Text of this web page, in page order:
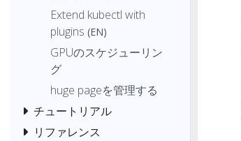
Extend kubectl with
plugins (EN)
GPUのスケジューリン
グ
huge pageを管理する
チュートリアル
リファレンス